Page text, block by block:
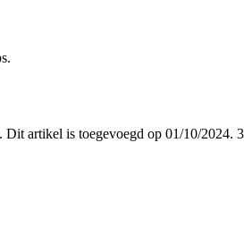
artikel is toegevoegd op 01/10/2024.